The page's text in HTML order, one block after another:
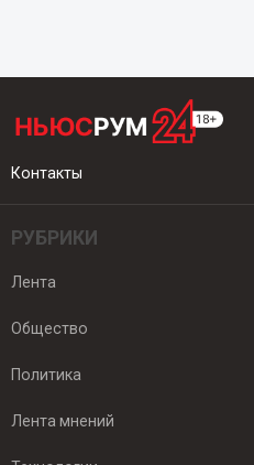
Контакты
РУБРИКИ
Лента
Общество
Политика
Лента мнений